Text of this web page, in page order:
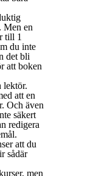
Men en
till 1
du inte
det bli
att boken
lektör.
att en
Och även
säkert
redigera
att du
sådär
men